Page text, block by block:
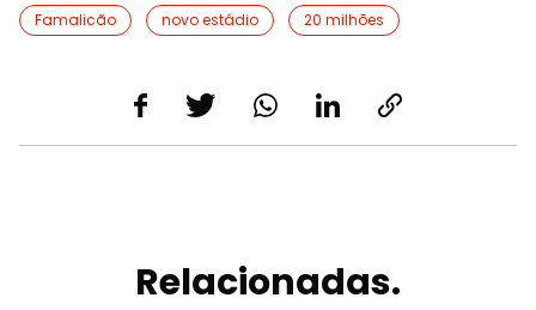
Famalicão novo estádio 20 milhões
Relacionadas.